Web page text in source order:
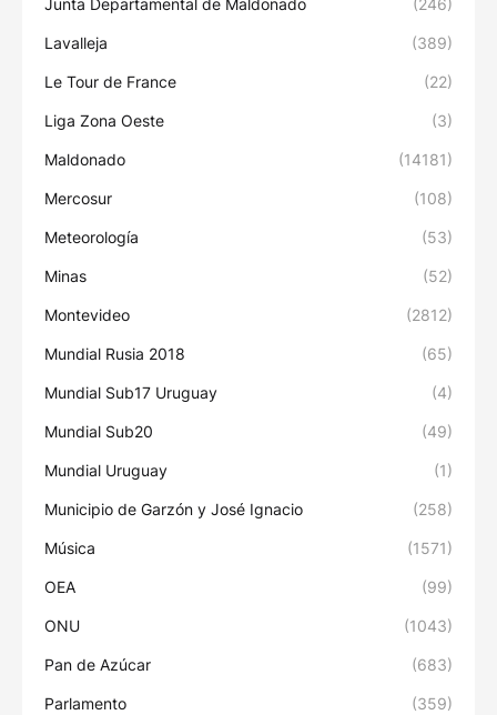
Junta Departamental de Maldonado (246)
Lavalleja (389)
Le Tour de France (22)
Liga Zona Oeste (3)
Maldonado (14181)
Mercosur (108)
Meteorología (53)
Minas (52)
Montevideo (2812)
Mundial Rusia 2018 (65)
Mundial Sub17 Uruguay (4)
Mundial Sub20 (49)
Mundial Uruguay (1)
Municipio de Garzón y José Ignacio (258)
Música (1571)
OEA (99)
ONU (1043)
Pan de Azúcar (683)
Parlamento (359)